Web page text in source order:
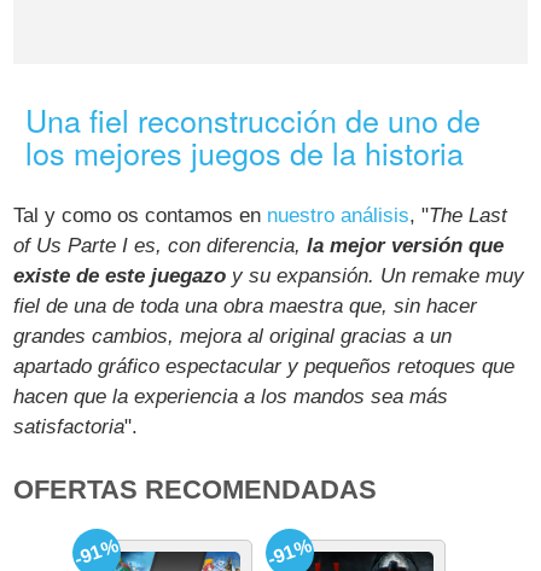
Una fiel reconstrucción de uno de
los mejores juegos de la historia
Tal y como os contamos en nuestro análisis, "The Last
of Us Parte I es, con diferencia,la mejor versión que
existe de este juegazo y su expansión. Un remake muy
fiel de una de toda una obra maestra que, sin hacer
grandes cambios, mejora al original gracias a un
apartado gráfico espectacular y pequeños retoques que
hacen que la experiencia a los mandos sea más
satisfactoria".
OFERTAS RECOMENDADAS
-91% -91%